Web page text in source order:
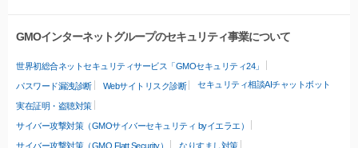
GMOインターネットグループのセキュリティ事業について
世界初総合ネットセキュリティサービス「GMOセキュリティ24」
パスワード漏洩診断 Webサイトリスク診断 セキュリティ相談AIチャットボット
実在証明・盗聴対策
サイバー攻撃対策（GMOサイバーセキュリティ byイエラエ）
サイバー攻撃対策（GMO Flatt Security）
なりすまし対策